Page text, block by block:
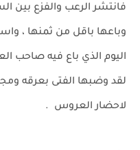
فانتشر الرعب والفزع بين
وباعها باقل من ثمنها ،
اليوم الذي باع فيه صاحب
لقد وضبها الفتى بعرقه
لاحضار العروس .